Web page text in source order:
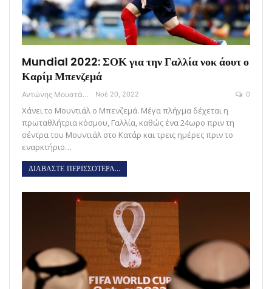
Mundial 2022: ΣΟΚ για την Γαλλία νοκ άουτ ο
Καρίμ Μπενζεμά
Αντώνης Μουστάκας Νοέ 20, 2022 0
Χάνει το Μουντιάλ ο Μπενζεμά. Μέγα πλήγμα δέχεται η
πρωταθλήτρια κόσμου, Γαλλία, καθώς ένα 24ωρο πριν τη
σέντρα του Μουντιάλ στο Κατάρ και τρεις ημέρες πριν το
εναρκτήριο…
ΔΙΑΒΑΣΤΕ ΠΕΡΙΣΣΟΤΕΡΑ...